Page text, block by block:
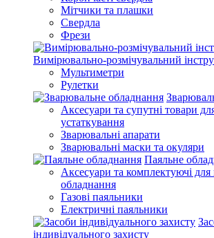
Мітчики та плашки
Свердла
Фрези
Вимірювально-розмічувальний
Мультиметри
Рулетки
Аксесуари та супутні товари
устаткування
Зварювальні апарати
Зварювальні маски та окуляри
Паяльне
Аксесуари та комплектуючі для
обладнання
Газові паяльники
Електричні паяльники
індивідуального захисту